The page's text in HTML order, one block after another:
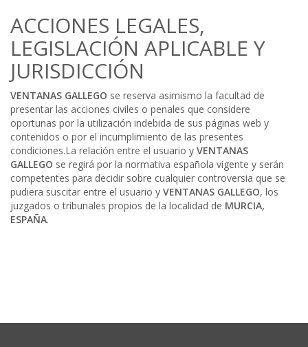
ACCIONES LEGALES,
LEGISLACIÓN APLICABLE Y
JURISDICCIÓN
VENTANAS GALLEGO se reserva asimismo la facultad de
presentar las acciones civiles o penales que considere
oportunas por la utilización indebida de sus páginas web y
contenidos o por el incumplimiento de las presentes
condiciones.La relación entre el usuario y VENTANAS
GALLEGO se regirá por la normativa española vigente y serán
competentes para decidir sobre cualquier controversia que se
pudiera suscitar entre el usuario y VENTANAS GALLEGO, los
juzgados o tribunales propios de la localidad de MURCIA,
ESPAÑA.